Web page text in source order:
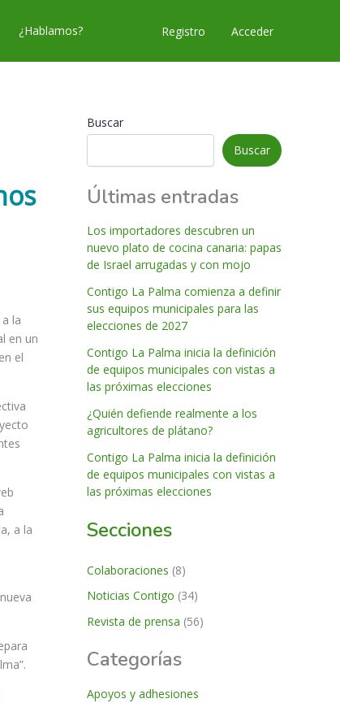
¿Hablamos? Registro Acceder
la
en un
el
a la
Buscar
Buscar
Últimas entradas
Los importadores descubren un
nuevo plato de cocina canaria: papas
de Israel arrugadas y con mojo
Contigo La Palma comienza a definir
sus equipos municipales para las
elecciones de 2027
Contigo La Palma inicia la definición
de equipos municipales con vistas a
las próximas elecciones
¿Quién defiende realmente a los
agricultores de plátano?
Contigo La Palma inicia la definición
de equipos municipales con vistas a
las próximas elecciones
Secciones
Colaboraciones (8)
Noticias Contigo (34)
Revista de prensa (56)
Categorías
Apoyos y adhesiones